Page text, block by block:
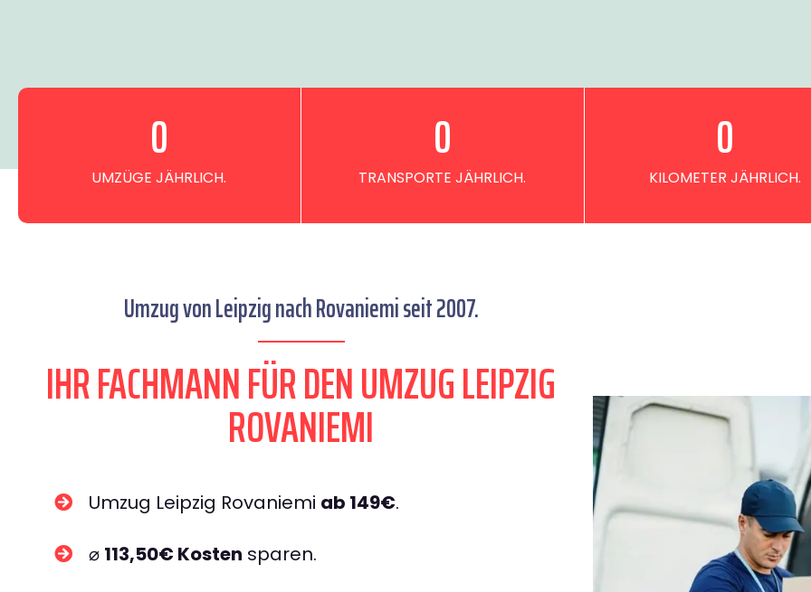
UMZÜGE JÄHRLICH.
0
TRANSPORTE JÄHRLICH.
0
KILOMETER JÄHRLICH.
0
Umzug von Leipzig nach Rovaniemi seit 2007.
IHR FACHMANN FÜR DEN UMZUG LEIPZIG
ROVANIEMI
Umzug Leipzig Rovaniemi ab 149€.
⌀ 113,50€ Kosten sparen.